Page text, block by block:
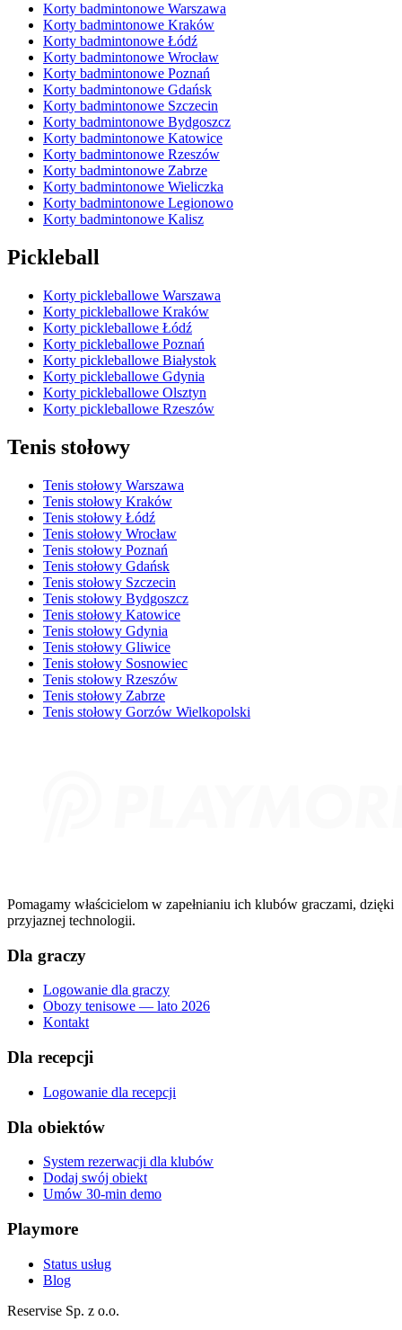
Korty badmintonowe Warszawa
Korty badmintonowe Kraków
Korty badmintonowe Łódź
Korty badmintonowe Wrocław
Korty badmintonowe Poznań
Korty badmintonowe Gdańsk
Korty badmintonowe Szczecin
Korty badmintonowe Bydgoszcz
Korty badmintonowe Katowice
Korty badmintonowe Rzeszów
Korty badmintonowe Zabrze
Korty badmintonowe Wieliczka
Korty badmintonowe Legionowo
Korty badmintonowe Kalisz
Pickleball
Korty pickleballowe Warszawa
Korty pickleballowe Kraków
Korty pickleballowe Łódź
Korty pickleballowe Poznań
Korty pickleballowe Białystok
Korty pickleballowe Gdynia
Korty pickleballowe Olsztyn
Korty pickleballowe Rzeszów
Tenis stołowy
Tenis stołowy Warszawa
Tenis stołowy Kraków
Tenis stołowy Łódź
Tenis stołowy Wrocław
Tenis stołowy Poznań
Tenis stołowy Gdańsk
Tenis stołowy Szczecin
Tenis stołowy Bydgoszcz
Tenis stołowy Katowice
Tenis stołowy Gdynia
Tenis stołowy Gliwice
Tenis stołowy Sosnowiec
Tenis stołowy Rzeszów
Tenis stołowy Zabrze
Tenis stołowy Gorzów Wielkopolski
Pomagamy właścicielom w zapełnianiu ich klubów graczami, dzięki
przyjaznej technologii.
Dla graczy
Logowanie dla graczy
Obozy tenisowe — lato 2026
Kontakt
Dla recepcji
Logowanie dla recepcji
Dla obiektów
System rezerwacji dla klubów
Dodaj swój obiekt
Umów 30-min demo
Playmore
Status usług
Blog
Reservise Sp. z o.o.